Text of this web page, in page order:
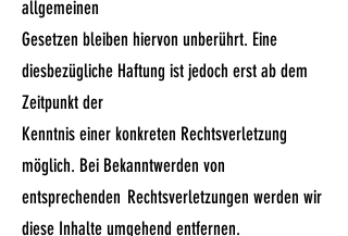
allgemeinen
Gesetzen bleiben hiervon unberührt. Eine
diesbezügliche Haftung ist jedoch erst ab dem
Zeitpunkt der
Kenntnis einer konkreten Rechtsverletzung
möglich. Bei Bekanntwerden von
entsprechenden Rechtsverletzungen werden wir
diese Inhalte umgehend entfernen.